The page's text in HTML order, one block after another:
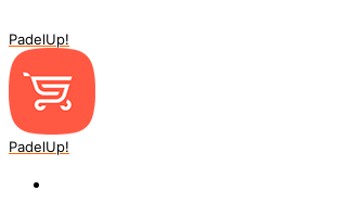
PadelUp!
PadelUp!